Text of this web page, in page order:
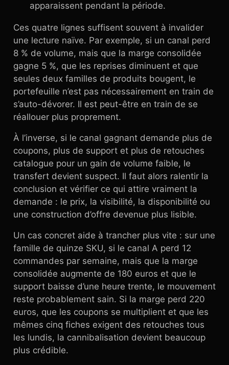
apparaissent pendant la période.
Ces quatre lignes suffisent souvent à invalider
une lecture naïve. Par exemple, si un canal perd
8 % de volume, mais que la marge consolidée
gagne 5 %, que les reprises diminuent et que
seules deux familles de produits bougent, le
portefeuille n’est pas nécessairement en train de
s’auto-dévorer. Il est peut-être en train de se
réallouer plus proprement.
À l’inverse, si le canal gagnant demande plus de
coupons, plus de support et plus de retouches
catalogue pour un gain de volume faible, le
transfert devient suspect. Il faut alors ralentir la
conclusion et vérifier ce qui attire vraiment la
demande : le prix, la visibilité, la disponibilité ou
une construction d’offre devenue plus lisible.
Un cas concret aide à trancher plus vite : sur une
famille de quinze SKU, si le canal A perd 12
commandes par semaine, mais que la marge
consolidée augmente de 180 euros et que le
support baisse d’une heure trente, le mouvement
reste probablement sain. Si la marge perd 220
euros, que les coupons se multiplient et que les
mêmes cinq fiches exigent des retouches tous
les lundis, la cannibalisation devient beaucoup
plus crédible.